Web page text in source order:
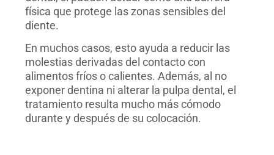
física que protege las zonas sensibles del
diente.
En muchos casos, esto ayuda a reducir las
molestias derivadas del contacto con
alimentos fríos o calientes. Además, al no
exponer dentina ni alterar la pulpa dental, el
tratamiento resulta mucho más cómodo
durante y después de su colocación.